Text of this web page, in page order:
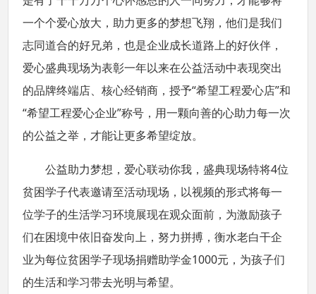
一个个爱心放大，助力更多的梦想飞翔，他们是我们
志同道合的好兄弟，也是企业成长道路上的好伙伴，
爱心盛典现场为表彰一年以来在公益活动中表现突出
的品牌终端店、核心经销商，授予“希望工程爱心店”和
“希望工程爱心企业”称号，用一颗向善的心助力每一次
的公益之举，才能让更多希望绽放。
公益助力梦想，爱心联动你我，盛典现场特将4位
贫困学子代表邀请至活动现场，以视频的形式将每一
位学子的生活学习环境展现在观众面前，为激励孩子
们在困境中依旧奋发向上，努力拼搏，衡水老白干企
业为每位贫困学子现场捐赠助学金1000元，为孩子们
的生活和学习带去光明与希望。